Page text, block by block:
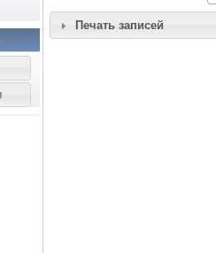
Печать записей